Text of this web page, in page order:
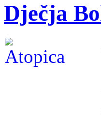
Dječja